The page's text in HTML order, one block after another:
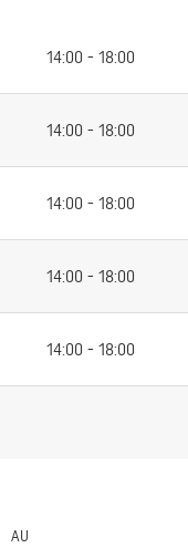
14:00 - 18:00
14:00 - 18:00
14:00 - 18:00
14:00 - 18:00
14:00 - 18:00
AU